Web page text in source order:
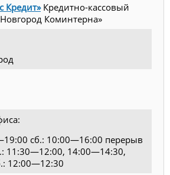
Кредит»Кредитно-кассовый
Коминтерна»
сб.: 10:00—16:00 перерыв
11:30—12:00, 14:00—14:30,
12:00—12:30